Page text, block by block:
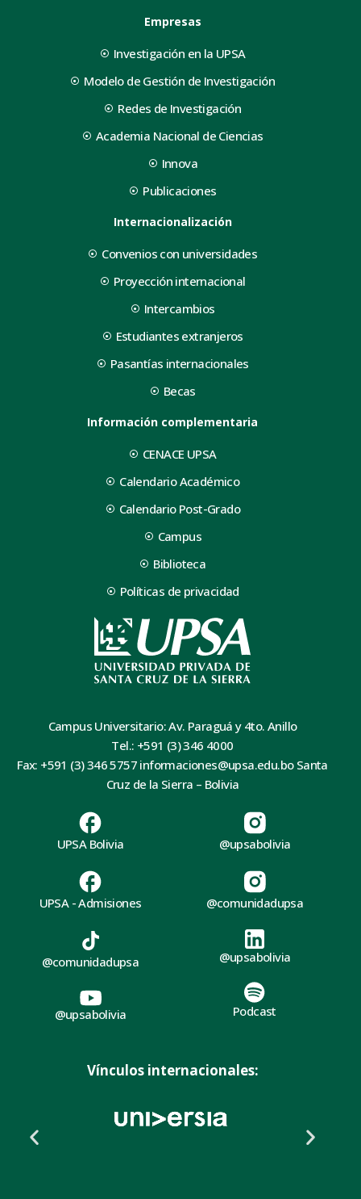
Empresas
Investigación en la UPSA
Modelo de Gestión de Investigación
Redes de Investigación
Academia Nacional de Ciencias
Innova
Publicaciones
Internacionalización
Convenios con universidades
Proyección internacional
Intercambios
Estudiantes extranjeros
Pasantías internacionales
Becas
Información complementaria
CENACE UPSA
Calendario Académico
Calendario Post-Grado
Campus
Biblioteca
Políticas de privacidad
Campus Universitario: Av. Paraguá y 4to. Anillo
Tel.: +591 (3) 346 4000
Fax: +591 (3) 346 5757 informaciones@upsa.edu.bo Santa
Cruz de la Sierra – Bolivia
UPSA Bolivia
UPSA - Admisiones
@upsabolivia
@comunidadupsa
@comunidadupsa
@upsabolivia
@upsabolivia
Podcast
Vínculos internacionales: